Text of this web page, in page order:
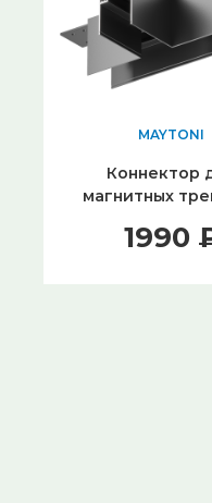
MAYTONI
Коннектор
магнитных
TRA010CT-
1990